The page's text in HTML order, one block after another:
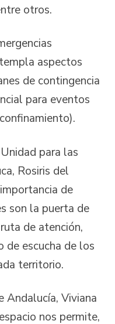
otros.
aspectos
de contingencia
para eventos
para las
Rosiris del
de
son la puerta de
de atención,
de escucha de los
territorio.
Andalucía, Viviana
nos permite,